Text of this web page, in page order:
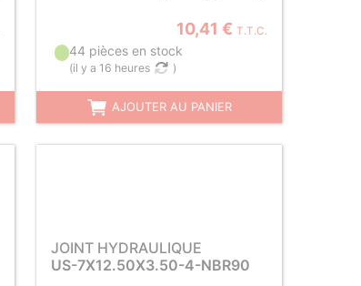
10,41 € T.T.C.
44 pièces en stock
(il y a 16 heures )
AJOUTER AU PANIER
JOINT HYDRAULIQUE
US-7X12.50X3.50-4-NBR90